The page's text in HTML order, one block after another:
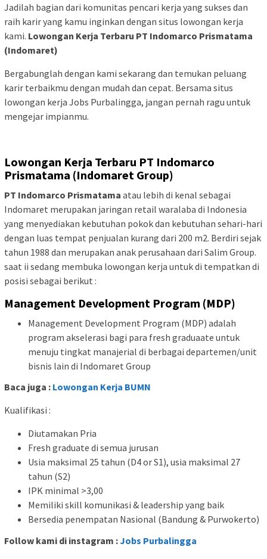
Jadilah bagian dari komunitas pencari kerja yang sukses dan
raih karir yang kamu inginkan dengan situs lowongan kerja
kami. Lowongan Kerja Terbaru PT Indomarco Prismatama
(Indomaret)
Bergabunglah dengan kami sekarang dan temukan peluang
karir terbaikmu dengan mudah dan cepat. Bersama situs
lowongan kerja Jobs Purbalingga, jangan pernah ragu untuk
mengejar impianmu.
Lowongan Kerja Terbaru PT Indomarco
Prismatama (Indomaret Group)
PT Indomarco Prismatama atau lebih di kenal sebagai
Indomaret merupakan jaringan retail waralaba di Indonesia
yang menyediakan kebutuhan pokok dan kebutuhan sehari-hari
dengan luas tempat penjualan kurang dari 200 m2. Berdiri sejak
tahun 1988 dan merupakan anak perusahaan dari Salim Group.
saat ii sedang membuka lowongan kerja untuk di tempatkan di
posisi sebagai berikut :
Management Development Program (MDP)
Management Development Program (MDP) adalah
program akselerasi bagi para fresh graduaate untuk
menuju tingkat manajerial di berbagai departemen/unit
bisnis lain di Indomaret Group
Baca juga : Lowongan Kerja BUMN
Kualifikasi :
Diutamakan Pria
Fresh graduate di semua jurusan
Usia maksimal 25 tahun (D4 or S1), usia maksimal 27
tahun (S2)
IPK minimal >3,00
Memiliki skill komunikasi & leadership yang baik
Bersedia penempatan Nasional (Bandung & Purwokerto)
Follow kami di instagram :Jobs Purbalingga